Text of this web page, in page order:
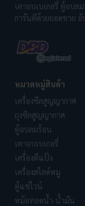
เตาอบเบเกอรี่ ตู้อบล
การันตีด้วยยอดขาย อั
หมวดหมู่สินค้า
เครื่องซีลสูญญากาศ
ถุงซีลสูญญากาศ
ตู้อบลมร้อน
เตาอบเบเกอรี่
เครื่องตีแป้ง
เครื่องสไลด์หมู
ตู้แช่ไวน์
หม้อทอดน้ำ-น้ำมัน